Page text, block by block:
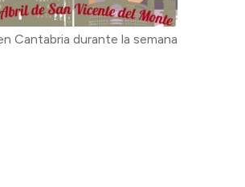
Cantabria durante la semana